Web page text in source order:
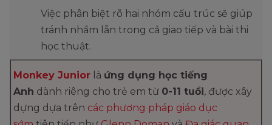
Việc phân biệt rõ hai nhóm cấu trúc sẽ giúp
tránh nhầm lẫn trong cả giao tiếp và bài thi
học thuật.
Monkey Junior là ứng dụng học tiếng
Anh dành riêng cho trẻ em từ 0-11 tuổi, được xây
dựng dựa trên các phương pháp giáo dục